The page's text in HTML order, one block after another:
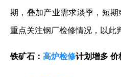
期，叠加产业需求淡季，短
重点关注钢厂检修情况，以此
铁矿石： 高炉检修计划增多 价